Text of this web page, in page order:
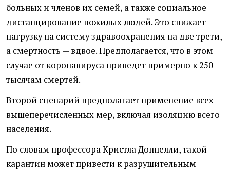
больных и членов их семей, а также социальное
дистанцирование пожилых людей. Это снижает
нагрузку на систему здравоохранения на две трети,
а смертность — вдвое. Предполагается, что в этом
случае от коронавируса приведет примерно к 250
тысячам смертей.
Второй сценарий предполагает применение всех
вышеперечисленных мер, включая изоляцию всего
населения.
По словам профессора Кристла Доннелли, такой
карантин может привести к разрушительным